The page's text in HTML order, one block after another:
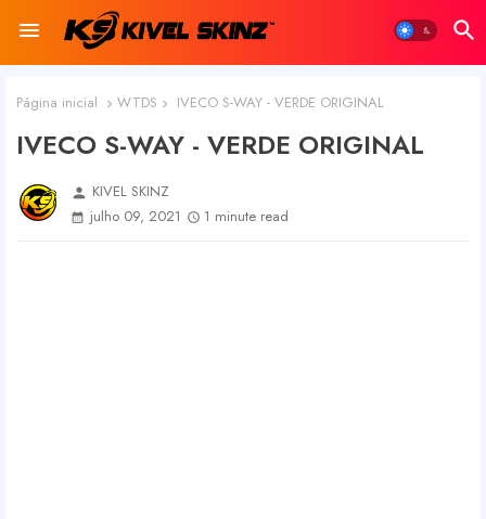
Página inicial WTDS IVECO S-WAY - VERDE ORIGINAL
IVECO S-WAY - VERDE ORIGINAL
person KIVEL SKINZ
julho 09, 2021
1 minute read